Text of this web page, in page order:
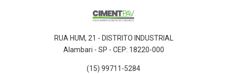
RUA HUM, 21 - DISTRITO INDUSTRIAL
Alambari - SP - CEP: 18220-000
(15) 99711-5284